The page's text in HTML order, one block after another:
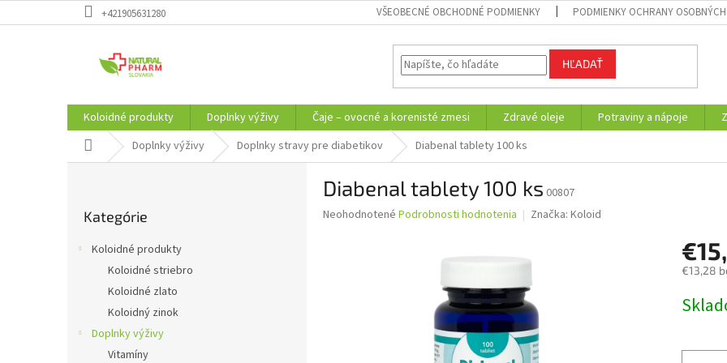
na
+421905631280 VŠEOBECNÉ OBCHODNÉ PODMIENKY PODMIENKY OCHRANY OSOBNÝCH
HĽADAŤ
Koloidné produkty Doplnky výživy Čaje – ovocné a korenisté zmesi Zdravé oleje Potraviny a nápoje
DomovDoplnky výživy Doplnky stravy pre diabetikov Diabenal tablety 100 ks
kategórie
Kategórie
Koloidné produkty
Koloidné striebro
Koloidné zlato
Koloidný zinok
Doplnky výživy
Vitamíny
Diabenal tablety 100 ks 00807
Priemerné
Neohodnotené Podrobnosti hodnotenia Značka: Koloid
€13,28
cena: